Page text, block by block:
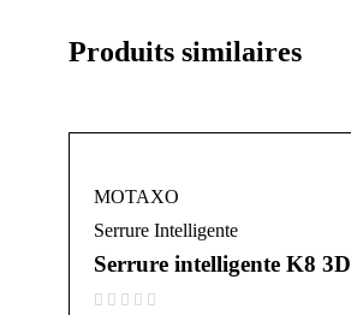
Produits similaires
MOTAXO
Serrure Intelligente
Serrure intelligente K8 3D